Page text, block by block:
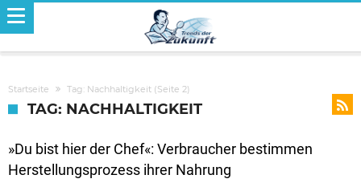
Startseite Tag: Nachhaltigkeit (Seite 2)
TAG: NACHHALTIGKEIT
»Du bist hier der Chef«: Verbraucher bestimmen
Herstellungsprozess ihrer Nahrung